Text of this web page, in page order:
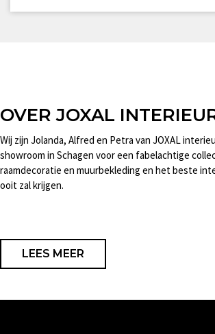
OVER JOXAL
Wij zijn Jolanda, Alfred en Petra van JOXAL
showroom in Schagen voor een fabelachtige
raamdecoratie en muurbekleding en het beste
ooit zal krijgen.
LEES MEER